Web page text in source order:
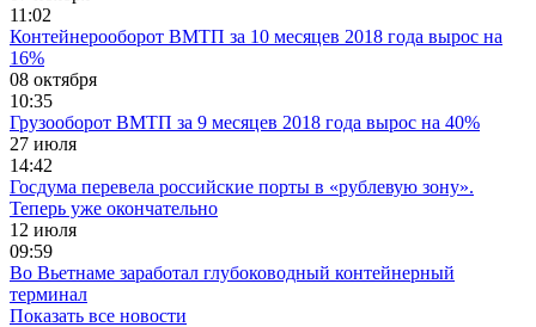
11:02
Контейнерооборот ВМТП за 10 месяцев 2018 года вырос на
16%
08 октября
10:35
Грузооборот ВМТП за 9 месяцев 2018 года вырос на 40%
27 июля
14:42
Госдума перевела российские порты в «рублевую зону».
Теперь уже окончательно
12 июля
09:59
Во Вьетнаме заработал глубоководный контейнерный
терминал
Показать все новости